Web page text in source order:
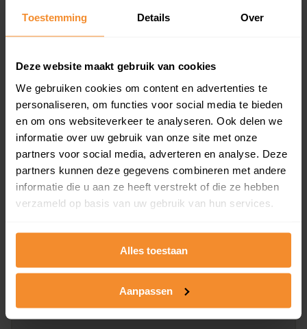
Toestemming Details Over
Deze website maakt gebruik van cookies
We gebruiken cookies om content en advertenties te
personaliseren, om functies voor social media te bieden
en om ons websiteverkeer te analyseren. Ook delen we
informatie over uw gebruik van onze site met onze
partners voor social media, adverteren en analyse. Deze
partners kunnen deze gegevens combineren met andere
informatie die u aan ze heeft verstrekt of die ze hebben
verzameld op basis van uw gebruik van hun services.
Alles toestaan
Aanpassen
Een overzicht van alle verkochte woningen (koopsom
en koopdatum) binnen een postcodegebied. Dit
Bekijk product
Direct leverbaar
Een uitgebreid overzicht van het perceel en
dit inclusief de luchtfoto!